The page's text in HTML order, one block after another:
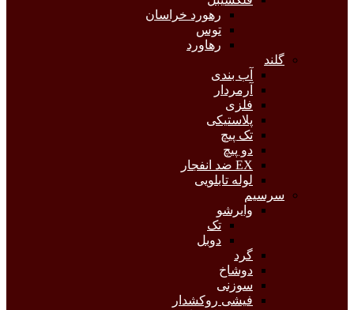
رهورد خراسان
توس
رهاورد
گلند
آب بندی
آرمردار
فلزی
پلاستیکی
تک پیچ
دو پیچ
EX ضد انفجار
لوله تابلویی
سرسیم
وایرشو
تک
دوبل
گرد
دوشاخ
سوزنی
فیشی روکشدار